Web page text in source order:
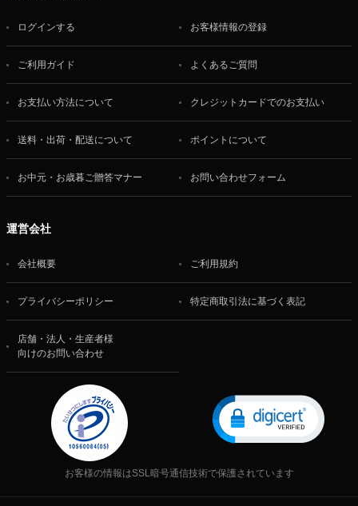
ログインする お客様情報の登録
ご利用ガイド よくあるご質問
お支払い方法について クレジットカードでのお支払い
送料・出荷・配送について ポイントについて
お中元・お歳暮ご贈答マナー お問い合わせフォーム
運営会社
会社概要 ご利用規約
プライバシーポリシー 特定商取引法に基づく表記
店舗・法人・生産者様
向けのお問い合わせ
お客様の情報はSSL暗号通信技術で保護されています